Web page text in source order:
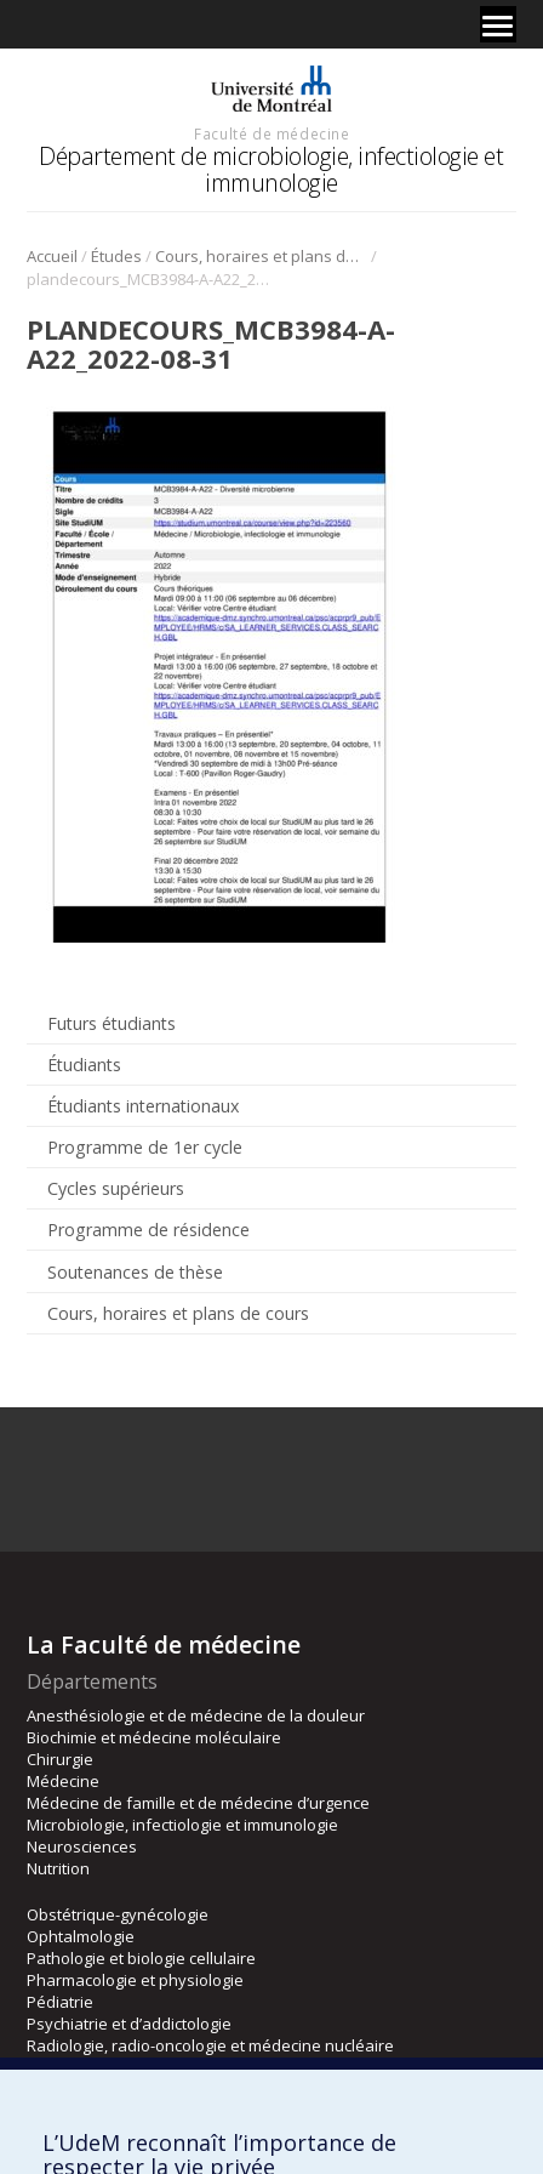
Faculté de médecine
Département de microbiologie, infectiologie et
immunologie
Accueil / Études / Cours, horaires et plans de cours
/
plandecours_MCB3984-A-A22_2022-08-31
Futurs étudiants
Étudiants
Étudiants internationaux
Programme de 1er cycle
Cycles supérieurs
Programme de résidence
Soutenances de thèse
Cours, horaires et plans de cours
PLANDECOURS_MCB3984-A-
A22_2022-08-31
La Faculté de médecine
Départements
Anesthésiologie et de médecine de la douleur
Biochimie et médecine moléculaire
Chirurgie
Médecine
Médecine de famille et de médecine d’urgence
Microbiologie, infectiologie et immunologie
Neurosciences
Nutrition
Obstétrique-gynécologie
Ophtalmologie
Pathologie et biologie cellulaire
Pharmacologie et physiologie
Pédiatrie
Psychiatrie et d’addictologie
Radiologie, radio-oncologie et médecine nucléaire
Kinésiologie et des sciences de l’activité physique
L’UdeM reconnaît l’importance de
respecter la vie privée